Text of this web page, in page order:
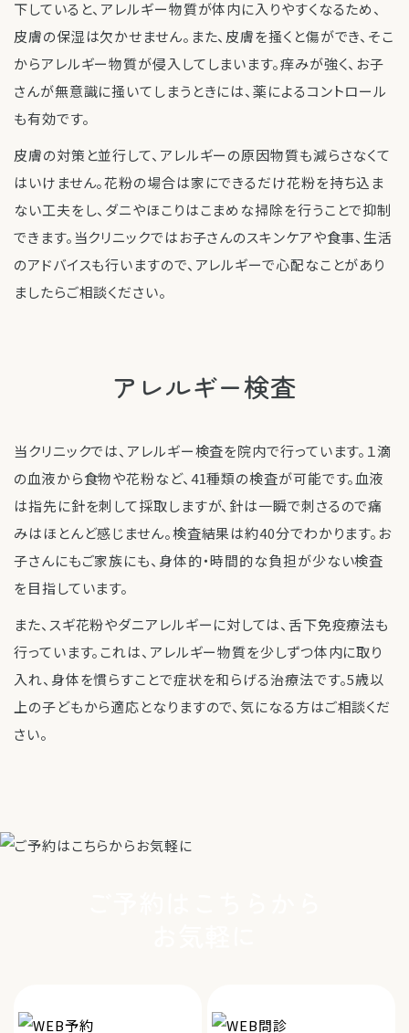
下していると、アレルギー物質が体内に入りやすくなるため、
皮膚の保湿は欠かせません。また、皮膚を掻くと傷ができ、そこ
からアレルギー物質が侵入してしまいます。痒みが強く、お子
さんが無意識に掻いてしまうときには、薬によるコントロール
も有効です。
皮膚の対策と並行して、アレルギーの原因物質も減らさなくて
はいけません。花粉の場合は家にできるだけ花粉を持ち込ま
ない工夫をし、ダニやほこりはこまめな掃除を行うことで抑制
できます。当クリニックではお子さんのスキンケアや食事、生活
のアドバイスも行いますので、アレルギーで心配なことがあり
ましたらご相談ください。
アレルギー検査
当クリニックでは、アレルギー検査を院内で行っています。１滴
の血液から食物や花粉など、41種類の検査が可能です。血液
は指先に針を刺して採取しますが、針は一瞬で刺さるので痛
みはほとんど感じません。検査結果は約40分でわかります。お
子さんにもご家族にも、身体的・時間的な負担が少ない検査
を目指しています。
また、スギ花粉やダニアレルギーに対しては、舌下免疫療法も
行っています。これは、アレルギー物質を少しずつ体内に取り
入れ、身体を慣らすことで症状を和らげる治療法です。5歳以
上の子どもから適応となりますので、気になる方はご相談くだ
さい。